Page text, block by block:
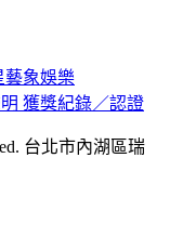
藝象娛樂
獲獎紀錄／認證
台北市內湖區瑞